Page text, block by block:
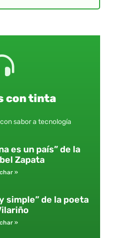
con tinta
sabor a tecnología
es un país” de la
Zapata
»
simple” de la poeta
»